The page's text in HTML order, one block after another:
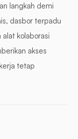
langkah demi
dasbor terpadu
kolaborasi
akses
tetap